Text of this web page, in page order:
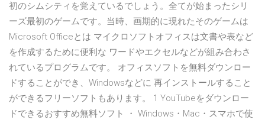
初のシムシティを覚えているでしょう。全てが始まったシリ
ーズ最初のゲームです。当時、画期的に現れたそのゲームは
Microsoft Officeとは マイクロソフトオフィスは文書や表など
を作成するために便利な ワードやエクセルなどが組み合わさ
れているプログラムです。 オフィスソフトを無料ダウンロー
ドすることができ、Windowsなどに 再インストールすること
ができるフリーソフトもあります。 1 YouTubeをダウンロー
ドできるおすすめ無料ソフト ・ Windows・Mac・スマホで使